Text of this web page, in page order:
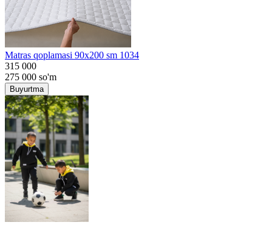
Matras qoplamasi 90x200 sm 1034
315 000
275 000 so'm
Buyurtma